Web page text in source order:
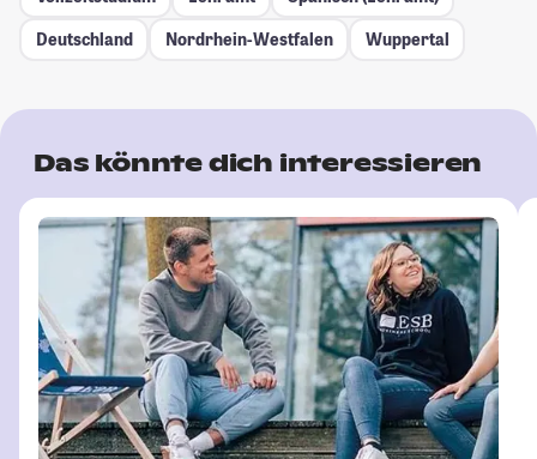
Deutschland
Nordrhein-Westfalen Wuppertal
Das könnte dich interessieren